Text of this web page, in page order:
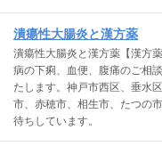
潰瘍性大腸炎と漢方薬
潰瘍性大腸炎と漢方薬【漢方
病の下痢、血便、腹痛のご相
たします。神戸市西区、垂水
市、赤穂市、相生市、たつの
待ちしています。